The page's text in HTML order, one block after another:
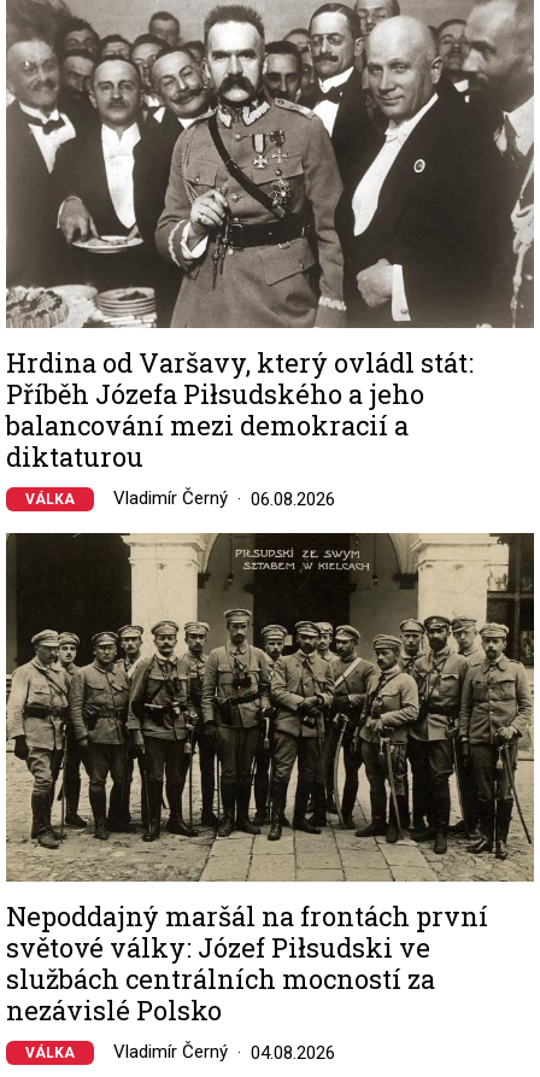
Hrdina od Varšavy, který ovládl stát:
Příběh Józefa Piłsudského a jeho
balancování mezi demokracií a
diktaturou
VÁLKA Vladimír Černý 06.08.2026
Image
Nepoddajný maršál na frontách první
světové války: Józef Piłsudski ve
službách centrálních mocností za
nezávislé Polsko
VÁLKA Vladimír Černý 04.08.2026